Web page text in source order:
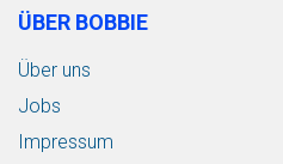
ÜBER BOBBIE
Über uns
Jobs
Impressum